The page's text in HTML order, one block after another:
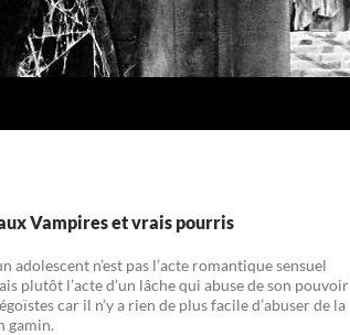
Vampires et vrais pourris
adolescent n’est pas l’acte romantique sensuel
plutôt l’acte d’un lâche qui abuse de son pouvoir
car il n’y a rien de plus facile d’abuser de la
gamin.